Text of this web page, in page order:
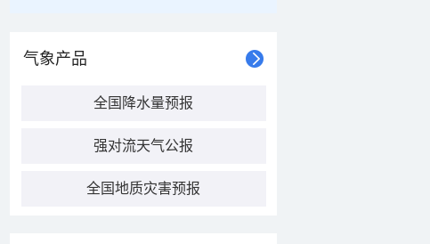
气象产品
全国降水量预报
强对流天气公报
全国地质灾害预报